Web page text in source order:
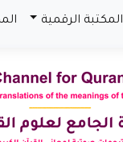
المكتبة الرقمية